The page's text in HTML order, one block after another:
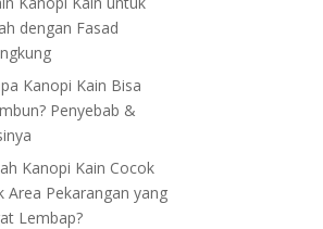
dengan Fasad
Kanopi Kain Bisa
Penyebab &
Kanopi Kain Cocok
Area Pekarangan yang
Lembap?